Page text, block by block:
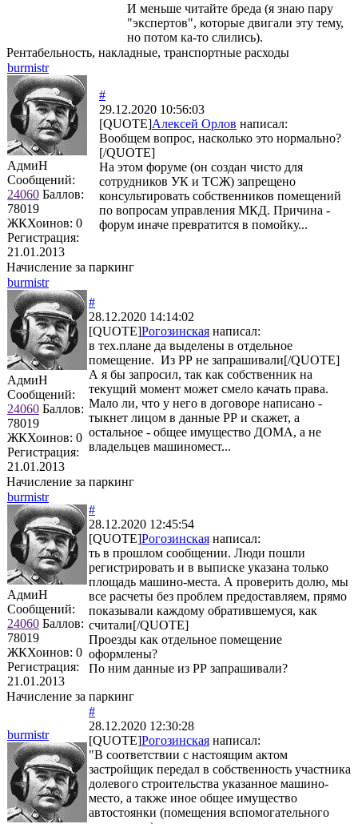
И меньше читайте бреда (я знаю пару
"экспертов", которые двигали эту тему,
но потом ка-то слились).
Рентабельность, накладные, транспортные расходы
burmistr
АдмиН
Сообщений:
24060 Баллов:
78019
ЖКХоинов: 0
Регистрация:
21.01.2013
#
29.12.2020 10:56:03
[QUOTE]Алексей Орлов написал:
Вообщем вопрос, насколько это нормально?
[/QUOTE]
На этом форуме (он создан чисто для
сотрудников УК и ТСЖ) запрещено
консультировать собственников помещений
по вопросам управления МКД. Причина -
форум иначе превратится в помойку...
Начисление за паркинг
burmistr
АдмиН
Сообщений:
24060 Баллов:
78019
ЖКХоинов: 0
Регистрация:
21.01.2013
#
28.12.2020 14:14:02
[QUOTE]Рогозинская написал:
в тех.плане да выделены в отдельное
помещение. Из РР не запрашивали[/QUOTE]
А я бы запросил, так как собственник на
текущий момент может смело качать права.
Мало ли, что у него в договоре написано -
тыкнет лицом в данные РР и скажет, а
остальное - общее имущество ДОМА, а не
владельцев машиномест...
Начисление за паркинг
burmistr
АдмиН
Сообщений:
24060 Баллов:
78019
ЖКХоинов: 0
Регистрация:
21.01.2013
#
28.12.2020 12:45:54
[QUOTE]Рогозинская написал:
ть в прошлом сообщении. Люди пошли
регистрировать и в выписке указана только
площадь машино-места. А проверить долю, мы
все расчеты без проблем предоставляем, прямо
показывали каждому обратившемуся, как
считали[/QUOTE]
Проезды как отдельное помещение
оформлены?
По ним данные из РР запрашивали?
Начисление за паркинг
burmistr
#
28.12.2020 12:30:28
[QUOTE]Рогозинская написал:
"В соответствии с настоящим актом
застройщик передал в собственность участника
долевого строительства указанное машино-
место, а также иное общее имущество
автостоянки (помещения вспомогательного